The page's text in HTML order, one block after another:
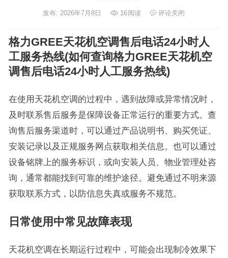
发布: 2026年7月8日 16阅读 评论关闭
格力GREE天花机空调售后电话24小时人
工服务热线(如何查询格力GREE天花机空
调售后电话24小时人工服务热线)
在使用天花机空调的过程中，遇到故障或异常情况时，
及时联系售后服务是保障设备正常运行的重要方式。查
询售后服务渠道时，可以通过产品说明书、购买凭证、
安装记录以及正规服务网点获取相关信息。也可以通过
设备铭牌上的服务标识，或向安装人员、物业管理处咨
询，通常都能找到可靠的维护途径。避免通过不明来源
获取联系方式，以防信息失真或服务不规范。
日常使用中常见故障表现
天花机空调在长期运行过程中，可能会出现制冷效果下